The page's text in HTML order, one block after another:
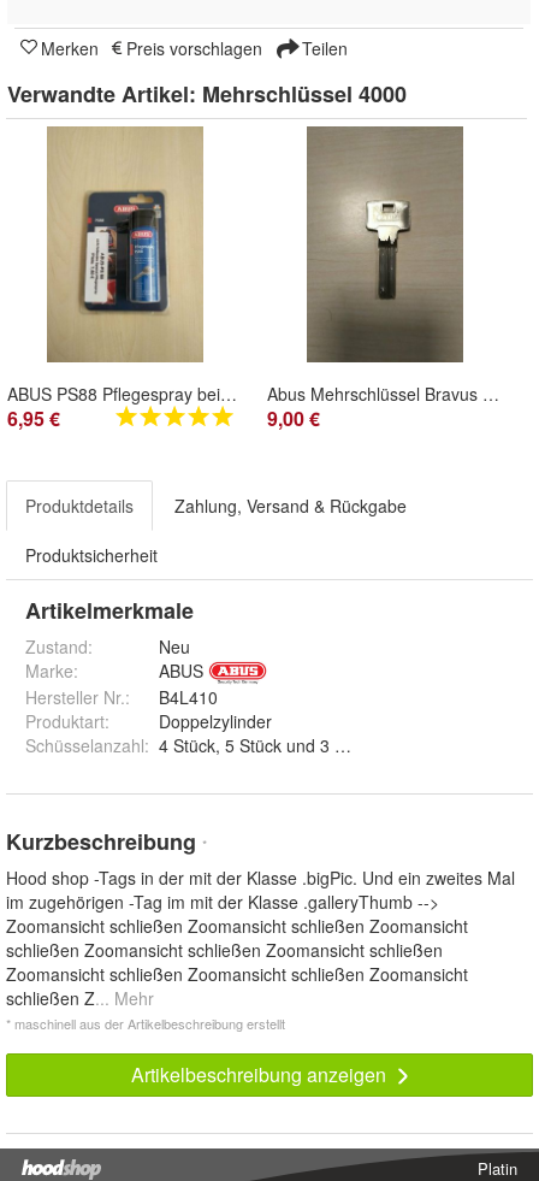
Merken Preis vorschlagen Teilen
Verwandte Artikel: Mehrschlüssel 4000
ABUS PS88 Pflegespray beim gleichzeitigen Kauf mit Zylinder
6,95 €
Abus Mehrschlüssel Bravus 4000 bei gleichzeitiger Bestellung mit Zylinder
9,00 €
Produktdetails Zahlung, Versand & Rückgabe
Produktsicherheit
Artikelmerkmale
Zustand:
Neu
Marke:
ABUS
Hersteller Nr.:
B4L410
Produktart:
Doppelzylinder
Schüsselanzahl: 4 Stück, 5 Stück und 3 Stück Standard
Kurzbeschreibung *
Hood shop -Tags in der mit der Klasse .bigPic. Und ein zweites Mal
im zugehörigen -Tag im mit der Klasse .galleryThumb -->
Zoomansicht schließen Zoomansicht schließen Zoomansicht
schließen Zoomansicht schließen Zoomansicht schließen
Zoomansicht schließen Zoomansicht schließen Zoomansicht
schließen Z... Mehr
* maschinell aus der Artikelbeschreibung erstellt
Artikelbeschreibung anzeigen
Platin